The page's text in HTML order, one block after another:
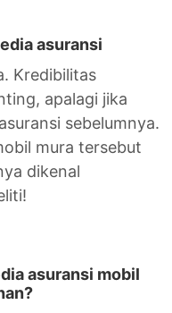
asuransi
Kredibilitas
apalagi jika
sebelumnya.
mura tersebut
dikenal
asuransi mobil